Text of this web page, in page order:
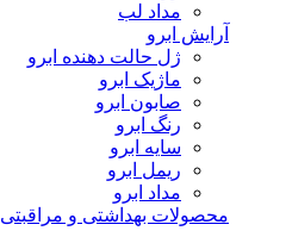
مداد لب
آرایش ابرو
ژل حالت دهنده ابرو
ماژیک ابرو
صابون ابرو
رنگ ابرو
سایه ابرو
ریمل ابرو
مداد ابرو
محصولات بهداشتی و مراقبتی